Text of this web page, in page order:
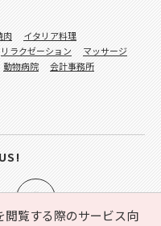
閲覧する際のサービス向
肉
イタリア料理
リラクゼーション
マッサージ
動物病院
会計事務所